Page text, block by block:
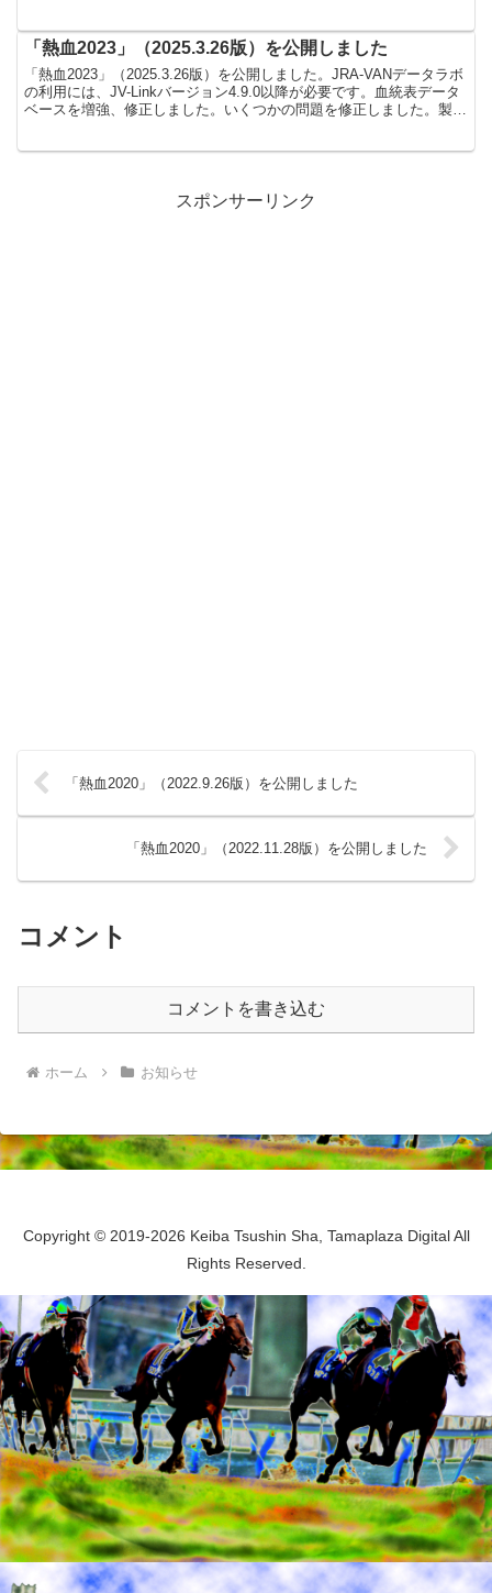
「熱血2023」（2025.3.26版）を公開しました
「熱血2023」（2025.3.26版）を公開しました。JRA-VANデータラボ
の利用には、JV-Linkバージョン4.9.0以降が必要です。血統表データ
ベースを増強、修正しました。いくつかの問題を修正しました。製品
スポンサーリンク
「熱血2020」（2022.9.26版）を公開しました
「熱血2020」（2022.11.28版）を公開しました
コメント
コメントを書き込む
ホーム お知らせ
Copyright © 2019-2026 Keiba Tsushin Sha, Tamaplaza Digital All
Rights Reserved.